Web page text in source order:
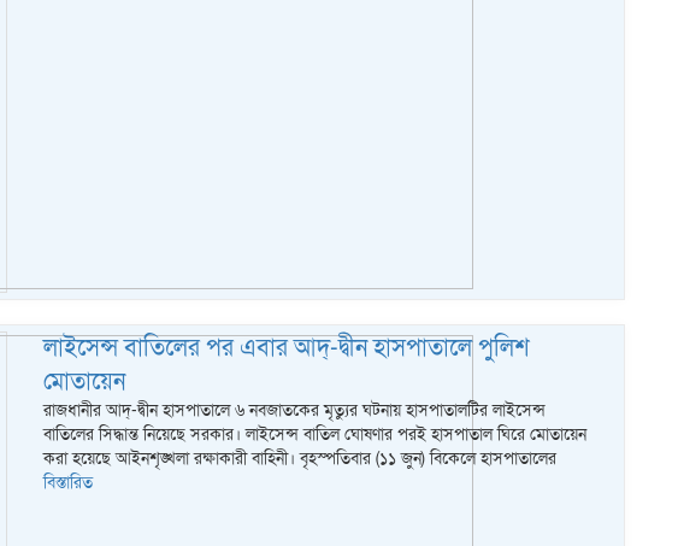
লাইসেন্স বাতিলের পর এবার আদ্-দ্বীন হাসপাতালে পুলিশ
মোতায়েন
রাজধানীর আদ্-দ্বীন হাসপাতালে ৬ নবজাতকের মৃত্যুর ঘটনায় হাসপাতালটির লাইসেন্স
বাতিলের সিদ্ধান্ত নিয়েছে সরকার। লাইসেন্স বাতিল ঘোষণার পরই হাসপাতাল ঘিরে মোতায়েন
করা হয়েছে আইনশৃঙ্খলা রক্ষাকারী বাহিনী। বৃহস্পতিবার (১১ জুন) বিকেলে হাসপাতালের
বিস্তারিত